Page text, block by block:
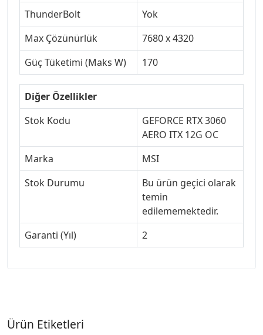
ThunderBolt
Yok
Max Çözünürlük
7680 x 4320
Güç Tüketimi (Maks W)
170
Diğer Özellikler
Stok Kodu
GEFORCE RTX 3060
AERO ITX 12G OC
Marka
MSI
Stok Durumu
Bu ürün geçici olarak
temin
edilememektedir.
Garanti (Yıl)
2
Ürün Etiketleri